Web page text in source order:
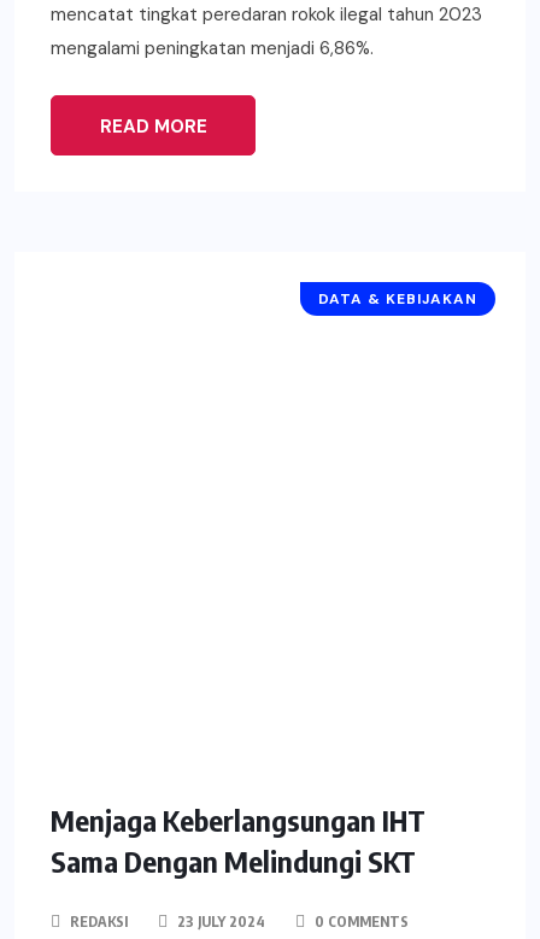
mencatat tingkat peredaran rokok ilegal tahun 2023
mengalami peningkatan menjadi 6,86%.
READ MORE
DATA & KEBIJAKAN
Menjaga Keberlangsungan IHT
Sama Dengan Melindungi SKT
REDAKSI 23 JULY 2024 0 COMMENTS